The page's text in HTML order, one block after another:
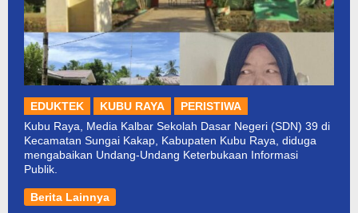
EDUKTEK KUBU RAYA
PERISTIWA
Kubu Raya, Media Kalbar Sekolah Dasar Negeri (SDN) 39 di
Kecamatan Sungai Kakap, Kabupaten Kubu Raya, diduga
mengabaikan Undang-Undang Keterbukaan Informasi
Publik.
Berita Lainnya